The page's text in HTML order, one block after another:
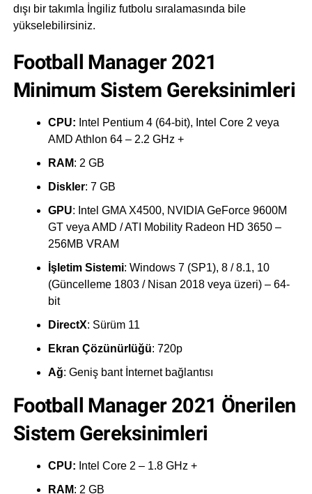
dışı bir takımla İngiliz futbolu sıralamasında bile
yükselebilirsiniz.
Football Manager 2021
Minimum Sistem Gereksinimleri
CPU: Intel Pentium 4 (64-bit), Intel Core 2 veya
AMD Athlon 64 – 2.2 GHz +
RAM: 2 GB
Diskler: 7 GB
GPU: Intel GMA X4500, NVIDIA GeForce 9600M
GT veya AMD / ATI Mobility Radeon HD 3650 –
256MB VRAM
İşletim Sistemi: Windows 7 (SP1), 8 / 8.1, 10
(Güncelleme 1803 / Nisan 2018 veya üzeri) – 64-
bit
DirectX: Sürüm 11
Ekran Çözünürlüğü: 720p
Ağ: Geniş bant İnternet bağlantısı
Football Manager 2021 Önerilen
Sistem Gereksinimleri
CPU: Intel Core 2 – 1.8 GHz +
RAM: 2 GB